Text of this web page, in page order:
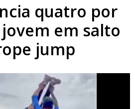
quatro por
em salto
jump